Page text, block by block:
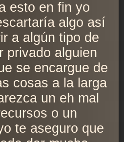
esto en fin yo
algo así
a algún tipo de
privado alguien
se encargue de
cosas a la larga
un eh mal
o un
te aseguro que